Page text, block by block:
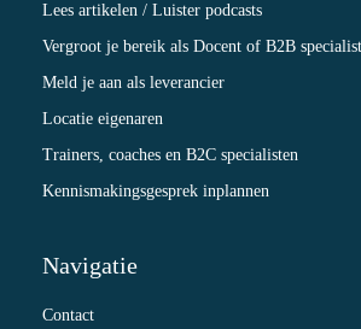
Lees artikelen / Luister podcasts
Vergroot je bereik als Docent of B2B specialist
Meld je aan als leverancier
Locatie eigenaren
Trainers, coaches en B2C specialisten
Kennismakingsgesprek inplannen
Navigatie
Contact